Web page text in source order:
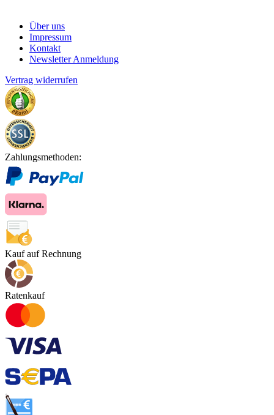
Über uns
Impressum
Kontakt
Newsletter Anmeldung
Vertrag widerrufen
Zahlungsmethoden:
Kauf auf Rechnung
Ratenkauf